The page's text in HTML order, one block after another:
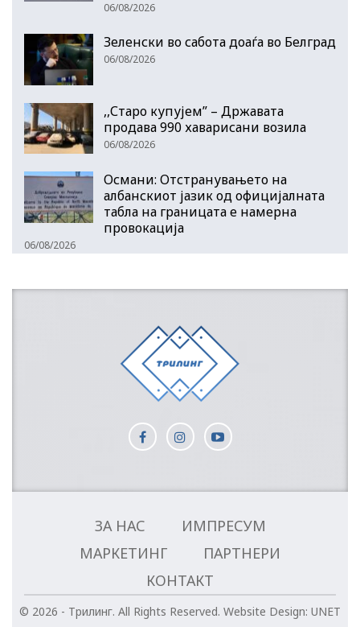
06/08/2026
Зеленски во сабота доаѓа во Белград
06/08/2026
,,Старо купујем” – Државата
продава 990 хаварисани возила
06/08/2026
Османи: Отстранувањето на
албанскиот јазик од официјалната
табла на границата е намерна
провокација
06/08/2026
ЗА НАС
ИМПРЕСУМ
МАРКЕТИНГ
ПАРТНЕРИ
КОНТАКТ
© 2026 - Трилинг. All Rights Reserved. Website Design: UNET